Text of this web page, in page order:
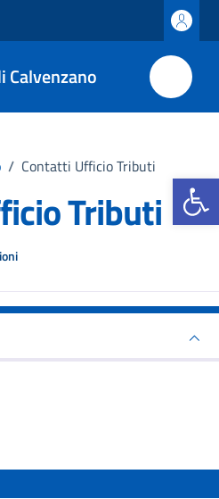
Apri la
Calvenzano
/ Contatti Ufficio Tributi
Tributi